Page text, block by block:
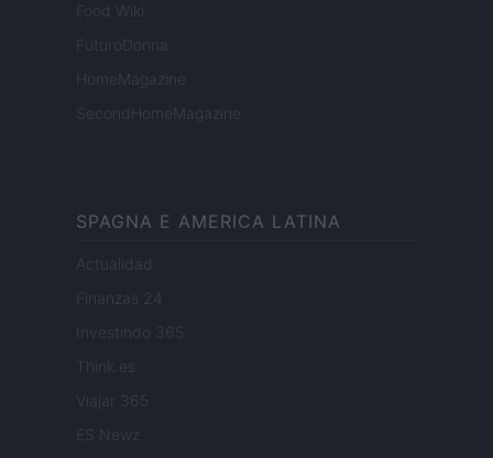
Food Wiki
FuturoDonna
HomeMagazine
SecondHomeMagazine
SPAGNA E AMERICA LATINA
Actualidad
Finanzas 24
Investindo 365
Think.es
Viajar 365
ES Newz